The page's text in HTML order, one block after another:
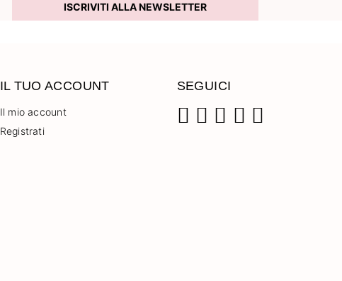
ISCRIVITI ALLA NEWSLETTER
IL TUO ACCOUNT
Il mio account
Registrati
SEGUICI